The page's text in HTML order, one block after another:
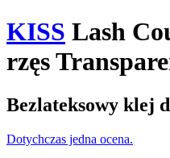
KISS Lash
rzęs
Bezlateksowy klej
Dotychczas jedna ocena.